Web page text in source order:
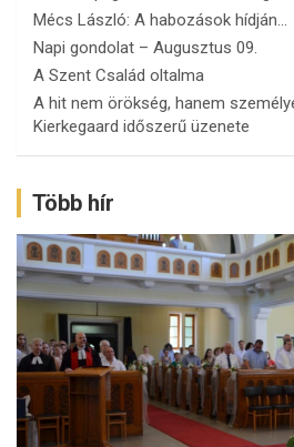
Mécs László: A habozások hídján…
Napi gondolat – Augusztus 09.
A Szent Család oltalma
A hit nem örökség, hanem
Kierkegaard időszerű üzenete
Több hír